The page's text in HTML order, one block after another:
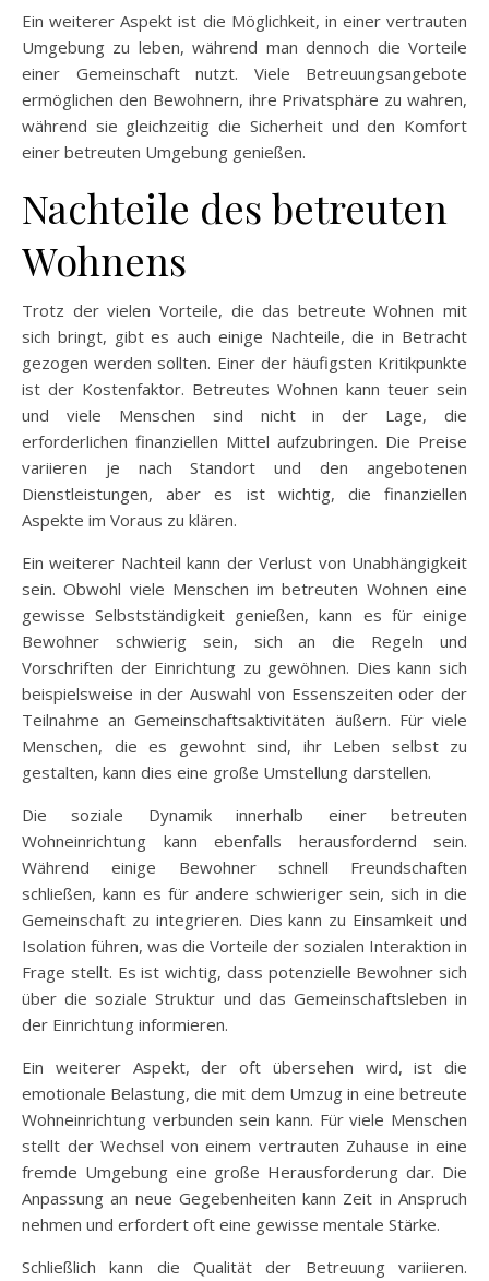
Ein weiterer Aspekt ist die Möglichkeit, in einer vertrauten
Umgebung zu leben, während man dennoch die Vorteile
einer Gemeinschaft nutzt. Viele Betreuungsangebote
ermöglichen den Bewohnern, ihre Privatsphäre zu wahren,
während sie gleichzeitig die Sicherheit und den Komfort
einer betreuten Umgebung genießen.
Nachteile des betreuten
Wohnens
Trotz der vielen Vorteile, die das betreute Wohnen mit
sich bringt, gibt es auch einige Nachteile, die in Betracht
gezogen werden sollten. Einer der häufigsten Kritikpunkte
ist der Kostenfaktor. Betreutes Wohnen kann teuer sein
und viele Menschen sind nicht in der Lage, die
erforderlichen finanziellen Mittel aufzubringen. Die Preise
variieren je nach Standort und den angebotenen
Dienstleistungen, aber es ist wichtig, die finanziellen
Aspekte im Voraus zu klären.
Ein weiterer Nachteil kann der Verlust von Unabhängigkeit
sein. Obwohl viele Menschen im betreuten Wohnen eine
gewisse Selbstständigkeit genießen, kann es für einige
Bewohner schwierig sein, sich an die Regeln und
Vorschriften der Einrichtung zu gewöhnen. Dies kann sich
beispielsweise in der Auswahl von Essenszeiten oder der
Teilnahme an Gemeinschaftsaktivitäten äußern. Für viele
Menschen, die es gewohnt sind, ihr Leben selbst zu
gestalten, kann dies eine große Umstellung darstellen.
Die soziale Dynamik innerhalb einer betreuten
Wohneinrichtung kann ebenfalls herausfordernd sein.
Während einige Bewohner schnell Freundschaften
schließen, kann es für andere schwieriger sein, sich in die
Gemeinschaft zu integrieren. Dies kann zu Einsamkeit und
Isolation führen, was die Vorteile der sozialen Interaktion in
Frage stellt. Es ist wichtig, dass potenzielle Bewohner sich
über die soziale Struktur und das Gemeinschaftsleben in
der Einrichtung informieren.
Ein weiterer Aspekt, der oft übersehen wird, ist die
emotionale Belastung, die mit dem Umzug in eine betreute
Wohneinrichtung verbunden sein kann. Für viele Menschen
stellt der Wechsel von einem vertrauten Zuhause in eine
fremde Umgebung eine große Herausforderung dar. Die
Anpassung an neue Gegebenheiten kann Zeit in Anspruch
nehmen und erfordert oft eine gewisse mentale Stärke.
Schließlich kann die Qualität der Betreuung variieren.